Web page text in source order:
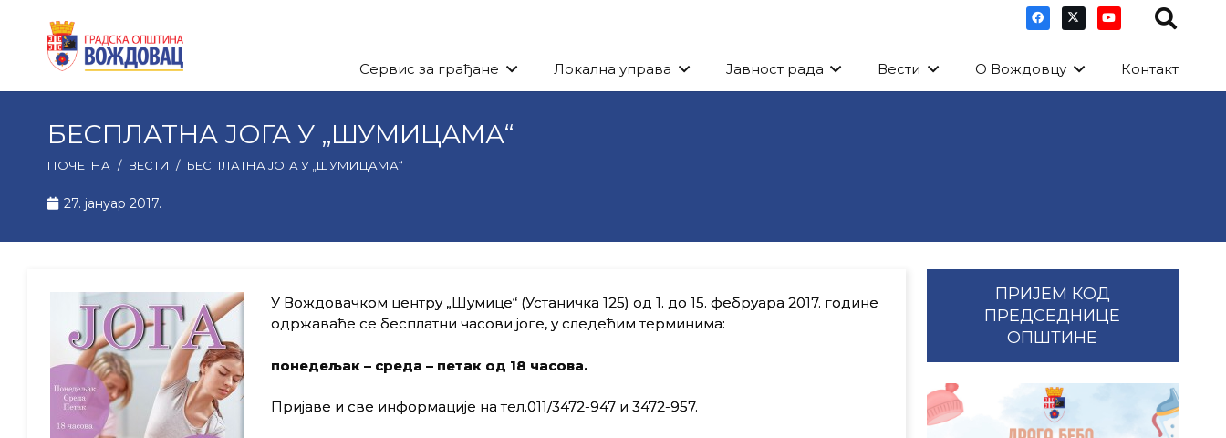
Сервис за грађане Локална управа Јавност рада Вести О Вождовцу Контакт
БЕСПЛАТНА ЈОГА У „ШУМИЦАМА“
ПОЧЕТНА / ВЕСТИ / БЕСПЛАТНА ЈОГА У „ШУМИЦАМА“
27. јануар 2017.
У Вождовачком центру „Шумице“ (Устаничка 125) од 1. до 15. фебруара 2017. године
одржаваће се бесплатни часови јоге, у следећим терминима:
понедељак – среда – петак од 18 часова.
Пријаве и све информације на тел.011/3472-947 и 3472-957.
ПРИЈЕМ КОД
ПРЕДСЕДНИЦЕ
ОПШТИНЕ